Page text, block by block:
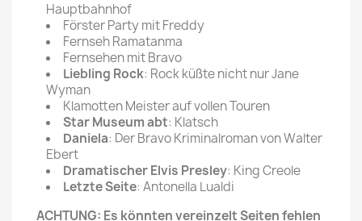
Hauptbahnhof
Förster Party mit Freddy
Fernseh Ramatanma
Fernsehen mit Bravo
Liebling Rock: Rock küßte nicht nur Jane
Wyman
Klamotten Meister auf vollen Touren
Star Museum abt: Klatsch
Daniela: Der Bravo Kriminalroman von Walter
Ebert
Dramatischer Elvis Presley: King Creole
Letzte Seite: Antonella Lualdi
ACHTUNG: Es könnten vereinzelt Seiten fehlen